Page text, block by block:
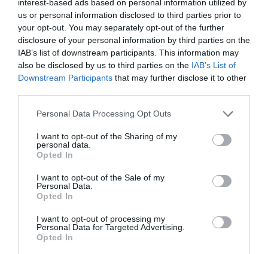
interest-based ads based on personal information utilized by
us or personal information disclosed to third parties prior to
your opt-out. You may separately opt-out of the further
disclosure of your personal information by third parties on the
IAB’s list of downstream participants. This information may
also be disclosed by us to third parties on the IAB’s List of
Downstream Participants that may further disclose it to other
Personal Data Processing Opt Outs
I want to opt-out of the Sharing of my
personal data.
Opted In
I want to opt-out of the Sale of my
Personal Data.
Opted In
I want to opt-out of processing my
Personal Data for Targeted Advertising.
Opted In
Índex2P
entrenamiento ha aumentado un 12% respecto al
tercer trimestre de 2019, antes de la Covid.
Añadir 2Playbookcomo fuente preferida de Google
de forma gratuita
Mantente informado con las últimas noticias de actualidad.
ACTIVAR AHORA